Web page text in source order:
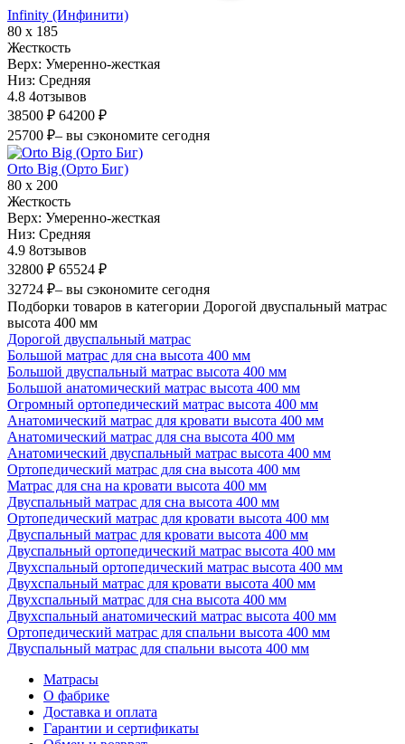
Infinity (Инфинити)
80 х 185
Жесткость
Верх: Умеренно-жесткая
Низ: Средняя
4.8 4отзывов
38500 ₽ 64200 ₽
25700 ₽– вы сэкономите сегодня
Orto Big (Орто Биг)
80 х 200
Жесткость
Верх: Умеренно-жесткая
Низ: Средняя
4.9 8отзывов
32800 ₽ 65524 ₽
32724 ₽– вы сэкономите сегодня
Подборки товаров в категории Дорогой двуспальный матрас
высота 400 мм
Дорогой двуспальный матрас
Большой матрас для сна высота 400 мм
Большой двуспальный матрас высота 400 мм
Большой анатомический матрас высота 400 мм
Огромный ортопедический матрас высота 400 мм
Анатомический матрас для кровати высота 400 мм
Анатомический матрас для сна высота 400 мм
Анатомический двуспальный матрас высота 400 мм
Ортопедический матрас для сна высота 400 мм
Матрас для сна на кровати высота 400 мм
Двуспальный матрас для сна высота 400 мм
Ортопедический матрас для кровати высота 400 мм
Двуспальный матрас для кровати высота 400 мм
Двуспальный ортопедический матрас высота 400 мм
Двухспальный ортопедический матрас высота 400 мм
Двухспальный матрас для кровати высота 400 мм
Двухспальный матрас для сна высота 400 мм
Двухспальный анатомический матрас высота 400 мм
Ортопедический матрас для спальни высота 400 мм
Двуспальный матрас для спальни высота 400 мм
Матрасы
О фабрике
Доставка и оплата
Гарантии и сертификаты